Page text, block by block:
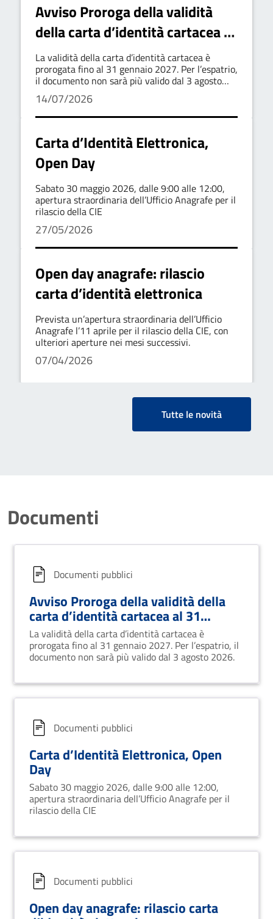
Avviso Proroga della validità
della carta d’identità cartacea al
31 gennaio 2027
La validità della carta d’identità cartacea è
prorogata fino al 31 gennaio 2027. Per l’espatrio,
il documento non sarà più valido dal 3 agosto
2026.
14/07/2026
Carta d’Identità Elettronica,
Open Day
Sabato 30 maggio 2026, dalle 9:00 alle 12:00,
apertura straordinaria dell’Ufficio Anagrafe per il
rilascio della CIE
27/05/2026
Open day anagrafe: rilascio
carta d’identità elettronica
Prevista un’apertura straordinaria dell’Ufficio
Anagrafe l’11 aprile per il rilascio della CIE, con
ulteriori aperture nei mesi successivi.
07/04/2026
Tutte le novità
Documenti
Documenti pubblici
Avviso Proroga della validità della
carta d’identità cartacea al 31
gennaio 2027
La validità della carta d’identità cartacea è
prorogata fino al 31 gennaio 2027. Per l’espatrio, il
documento non sarà più valido dal 3 agosto 2026.
Documenti pubblici
Carta d’Identità Elettronica, Open
Day
Sabato 30 maggio 2026, dalle 9:00 alle 12:00,
apertura straordinaria dell’Ufficio Anagrafe per il
rilascio della CIE
Documenti pubblici
Open day anagrafe: rilascio carta